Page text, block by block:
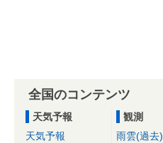
全国のコンテンツ
天気予報
天気予報
観測
雨雲(過去)